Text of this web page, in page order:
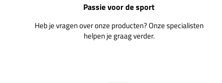
Passie voor de sport
Heb je vragen over onze producten? Onze specialisten
helpen je graag verder.